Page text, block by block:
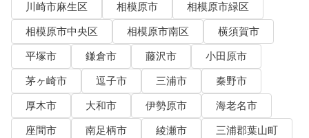
川崎市麻生区
相模原市
相模原市緑区
相模原市中央区
相模原市南区
横須賀市
平塚市
鎌倉市 藤沢市
小田原市
茅ヶ崎市
逗子市 三浦市
秦野市
厚木市
大和市 伊勢原市
海老名市
座間市
南足柄市 綾瀬市
三浦郡葉山町